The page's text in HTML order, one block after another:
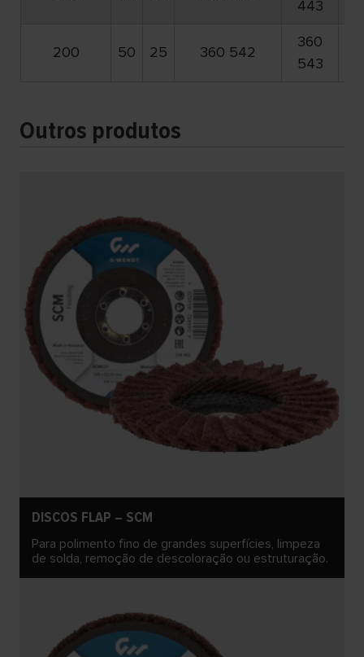
443
200 50 25 360 542
360
543
Outros produtos
DISCOS FLAP – SCM
Para polimento fino de grandes superfícies, limpeza
de solda, remoção de descoloração ou estruturação.